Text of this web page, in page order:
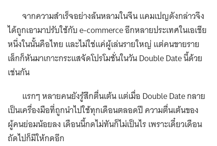
จากความสำเร็จอย่างล้นหลามในจีน แคมเปญดังกล่าวจึง
ได้ถูกเอามาปรับใช้กับ e-commerce อีกหลายประเทศในเอเชีย
หนึ่งในนั้นคือไทย และไม่ใช่แค่ผู้เล่นรายใหญ่ แต่คนขายราย
เล็กก็หันมาเกาะกระแสจัดโปรโมชั่นในวัน Double Date นี้ด้วย
เช่นกัน
แรกๆ หลายคนยังรู้สึกตื่นเต้น แต่เมื่อ Double Date กลาย
เป็นเครื่องมือที่ถูกนำไปใช้ทุกเดือนตลอดปี ความตื่นเต้นของ
ผู้คนย่อมน้อยลง เดือนนี้กดไม่ทันก็ไม่เป็นไร เพราะเดี๋ยวเดือน
ถัดไปก็มีให้กดอีก